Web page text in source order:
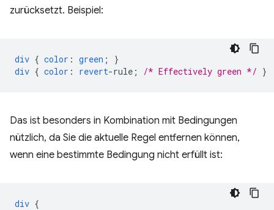
zurücksetzt. Beispiel:
div { color : green ;
}
div { color : revert-rule ; /* Effectively green */ }
Das ist besonders in Kombination mit Bedingungen
nützlich, da Sie die aktuelle Regel entfernen können,
wenn eine bestimmte Bedingung nicht erfüllt ist:
div {